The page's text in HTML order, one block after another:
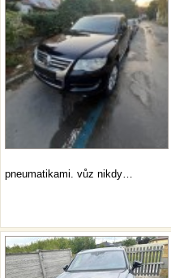
pneumatikami. vůz nikdy…